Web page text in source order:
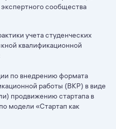
сообщества
учета студенческих
квалификационной
по внедрению формата
работы (ВКР) в виде
продвижению стартапа в
модели «Стартап как